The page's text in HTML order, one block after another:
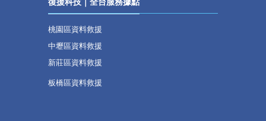
桃園區資料救援
中壢區資料救援
新莊區資料救援
板橋區資料救援